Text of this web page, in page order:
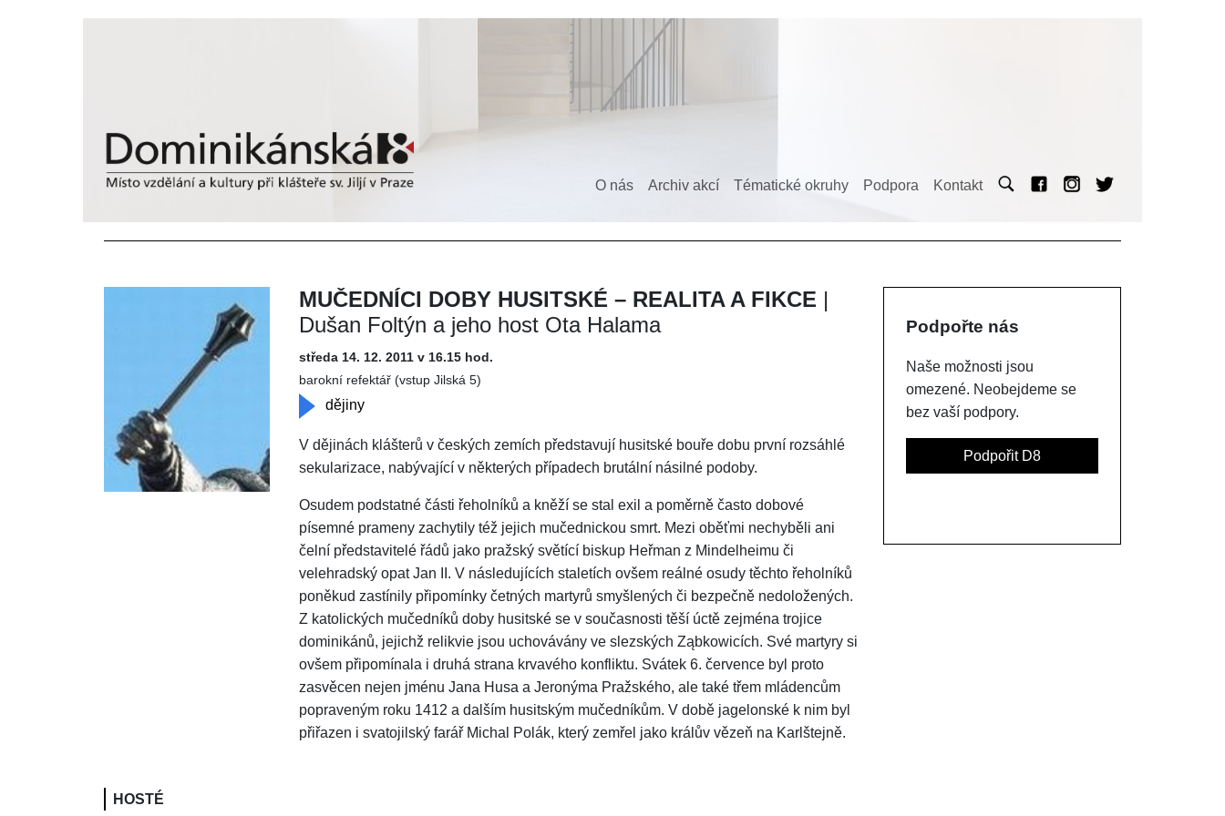
O nás Archiv akcí Tématické okruhy Podpora Kontakt
MUČEDNÍCI DOBY HUSITSKÉ – REALITA A FIKCE |
Dušan Foltýn a jeho host Ota Halama
středa 14. 12. 2011 v 16.15 hod.
barokní refektář (vstup Jilská 5)
dějiny
V dějinách klášterů v českých zemích představují husitské bouře dobu první rozsáhlé
sekularizace, nabývající v některých případech brutální násilné podoby.
Osudem podstatné části řeholníků a kněží se stal exil a poměrně často dobové
písemné prameny zachytily též jejich mučednickou smrt. Mezi oběťmi nechyběli ani
čelní představitelé řádů jako pražský světící biskup Heřman z Mindelheimu či
velehradský opat Jan II. V následujících staletích ovšem reálné osudy těchto řeholníků
poněkud zastínily připomínky četných martyrů smyšlených či bezpečně nedoložených.
Z katolických mučedníků doby husitské se v současnosti těší úctě zejména trojice
dominikánů, jejichž relikvie jsou uchovávány ve slezských Ząbkowicích. Své martyry si
ovšem připomínala i druhá strana krvavého konfliktu. Svátek 6. července byl proto
zasvěcen nejen jménu Jana Husa a Jeronýma Pražského, ale také třem mládencům
popraveným roku 1412 a dalším husitským mučedníkům. V době jagelonské k nim byl
přiřazen i svatojilský farář Michal Polák, který zemřel jako králův vězeň na Karlštejně.
HOSTÉ
Podpořte nás
Naše možnosti jsou
omezené. Neobejdeme se
bez vaší podpory.
Podpořit D8